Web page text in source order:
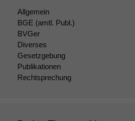
Allgemein
BGE (amtl. Publ.)
BVGer
Diverses
Gesetzgebung
Publikationen
Rechtsprechung